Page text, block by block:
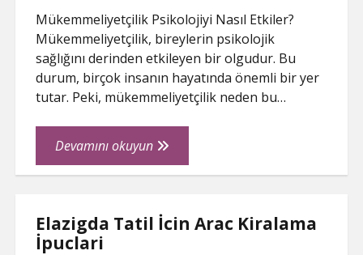
Mükemmeliyetçilik Psikolojiyi Nasıl Etkiler?
Mükemmeliyetçilik, bireylerin psikolojik
sağlığını derinden etkileyen bir olgudur. Bu
durum, birçok insanın hayatında önemli bir yer
tutar. Peki, mükemmeliyetçilik neden bu…
Devamını okuyunMukemmeliyetcilik
Psikolojiyi
Elazigda Tatil İcin Arac Kiralama
İpuclari